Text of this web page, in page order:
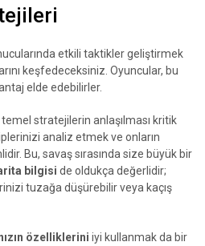
etkili taktikler geliştirmek
keşfedeceksiniz. Oyuncular, bu
elde edebilirler.
stratejilerin anlaşılması kritik
analiz etmek ve onların
Bu, savaş sırasında size büyük bir
bilgisi de oldukça değerlidir;
tuzağa düşürebilir veya kaçış
özelliklerini iyi kullanmak da bir